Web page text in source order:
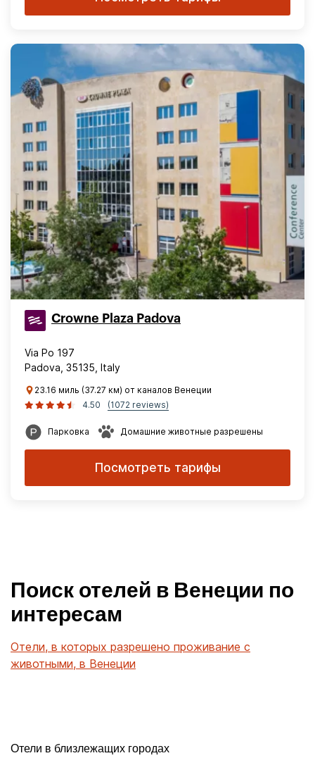
Crowne Plaza Padova
Via Po 197
Padova, 35135, Italy
23.16 миль (37.27 км) от каналов Венеции
4.50
(1072 reviews)
Парковка Домашние животные разрешены
Посмотреть тарифы
Поиск отелей в Венеции по
интересам
Отели, в которых разрешено проживание с
животными, в Венеции
Отели в близлежащих городах